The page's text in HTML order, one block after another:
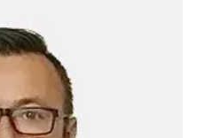
zurücksetzen